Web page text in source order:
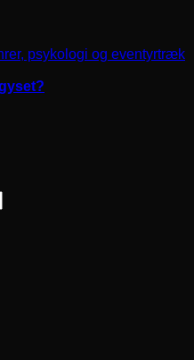
psykologi og eventyrtræk